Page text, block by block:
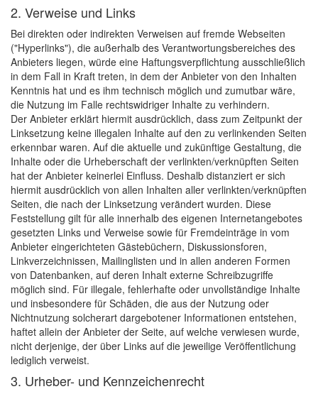
2. Verweise und Links
Bei direkten oder indirekten Verweisen auf fremde Webseiten
("Hyperlinks"), die außerhalb des Verantwortungsbereiches des
Anbieters liegen, würde eine Haftungsverpflichtung ausschließlich
in dem Fall in Kraft treten, in dem der Anbieter von den Inhalten
Kenntnis hat und es ihm technisch möglich und zumutbar wäre,
die Nutzung im Falle rechtswidriger Inhalte zu verhindern.
Der Anbieter erklärt hiermit ausdrücklich, dass zum Zeitpunkt der
Linksetzung keine illegalen Inhalte auf den zu verlinkenden Seiten
erkennbar waren. Auf die aktuelle und zukünftige Gestaltung, die
Inhalte oder die Urheberschaft der verlinkten/verknüpften Seiten
hat der Anbieter keinerlei Einfluss. Deshalb distanziert er sich
hiermit ausdrücklich von allen Inhalten aller verlinkten/verknüpften
Seiten, die nach der Linksetzung verändert wurden. Diese
Feststellung gilt für alle innerhalb des eigenen Internetangebotes
gesetzten Links und Verweise sowie für Fremdeinträge in vom
Anbieter eingerichteten Gästebüchern, Diskussionsforen,
Linkverzeichnissen, Mailinglisten und in allen anderen Formen
von Datenbanken, auf deren Inhalt externe Schreibzugriffe
möglich sind. Für illegale, fehlerhafte oder unvollständige Inhalte
und insbesondere für Schäden, die aus der Nutzung oder
Nichtnutzung solcherart dargebotener Informationen entstehen,
haftet allein der Anbieter der Seite, auf welche verwiesen wurde,
nicht derjenige, der über Links auf die jeweilige Veröffentlichung
lediglich verweist.
3. Urheber- und Kennzeichenrecht